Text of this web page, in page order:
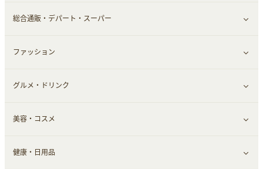
総合通販・デパート・スーパー
すべて見る
総合通販
デパート・スーパー
ファッション
すべて見る
ファッション
インナー・下着
グルメ・ドリンク
すべて見る
グルメ
美容・コスメ
すべて見る
健康・日用品